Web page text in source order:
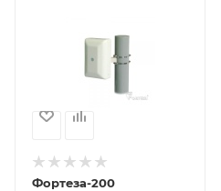
Фортеза-200